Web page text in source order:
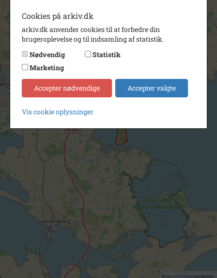
© OpenStreetMapcontributors.
Cookies på arkiv.dk
arkiv.dk anvender cookies til at forbedre din
brugeroplevelse og til indsamling af statistik.
Nødvendig
Statistik
Marketing
Accepter nødvendige Accepter valgte
Vis cookie oplysninger